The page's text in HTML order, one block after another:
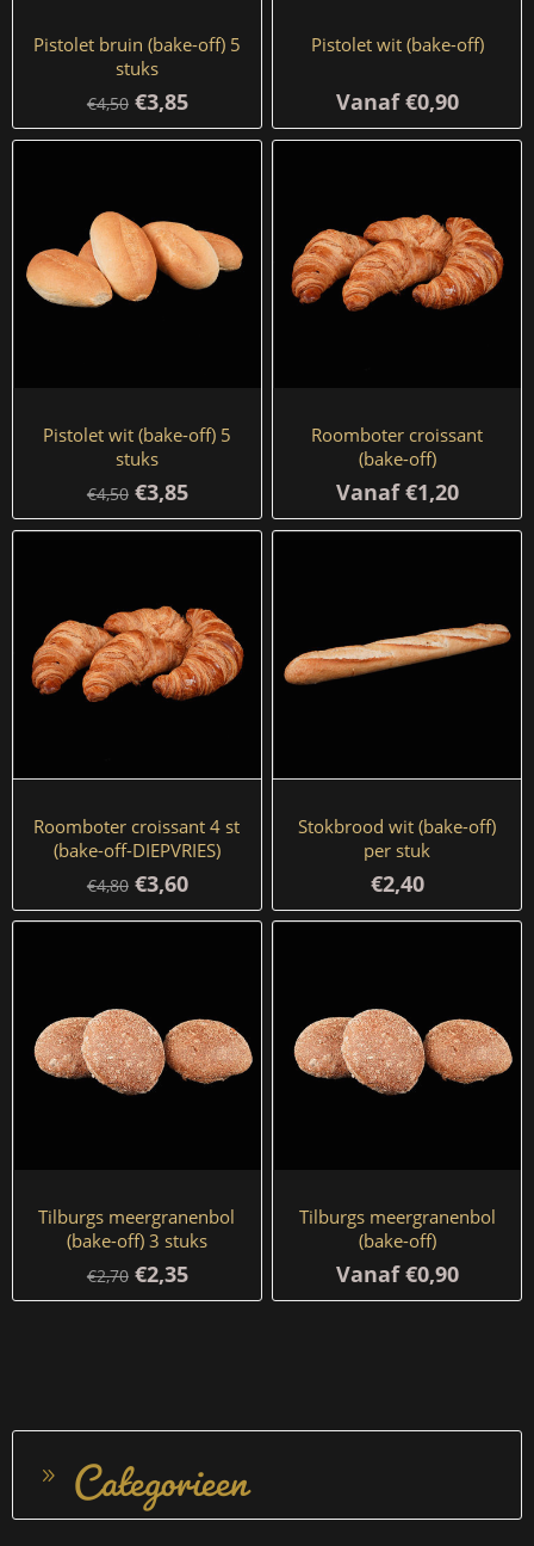
Pistolet bruin (bake-off) 5
stuks
€4,50 €3,85
Pistolet wit (bake-off)
Vanaf €0,90
Pistolet wit (bake-off) 5
stuks
€4,50 €3,85
Roomboter croissant
(bake-off)
Vanaf €1,20
Roomboter croissant 4 st
(bake-off-DIEPVRIES)
€4,80 €3,60
Stokbrood wit (bake-off)
per stuk
€2,40
Tilburgs meergranenbol
(bake-off) 3 stuks
€2,70 €2,35
Tilburgs meergranenbol
(bake-off)
Vanaf €0,90
Categorieen